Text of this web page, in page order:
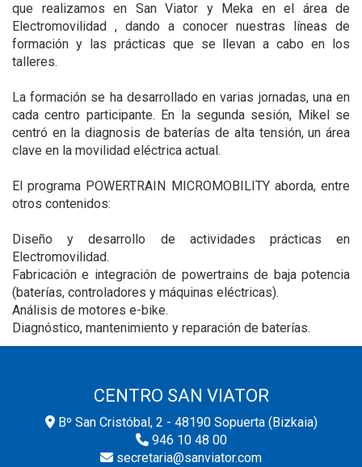
que realizamos en San Viator y Meka en el área de
Electromovilidad , dando a conocer nuestras líneas de
formación y las prácticas que se llevan a cabo en los
talleres.
La formación se ha desarrollado en varias jornadas, una en
cada centro participante. En la segunda sesión, Mikel se
centró en la diagnosis de baterías de alta tensión, un área
clave en la movilidad eléctrica actual.
El programa POWERTRAIN MICROMOBILITY aborda, entre
otros contenidos:
Diseño y desarrollo de actividades prácticas en
Electromovilidad.
Fabricación e integración de powertrains de baja potencia
(baterías, controladores y máquinas eléctricas).
Análisis de motores e-bike.
Diagnóstico, mantenimiento y reparación de baterías.
CENTRO SAN VIATOR
Bº San Cristóbal, 2 - 48190 Sopuerta (Bizkaia)
946 10 48 00
secretaria@sanviator.com